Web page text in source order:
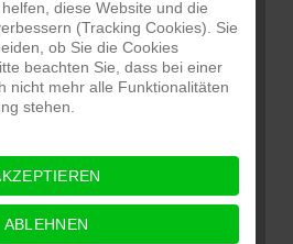
diese Website und die
(Tracking Cookies). Sie
ob Sie die Cookies
beachten Sie, dass bei einer
nicht mehr alle Funktionalitäten
stehen.
ABLEHNEN